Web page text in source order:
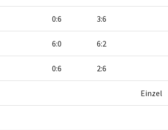
0:6 3:6
6:0 6:2
0:6 2:6
Einzel